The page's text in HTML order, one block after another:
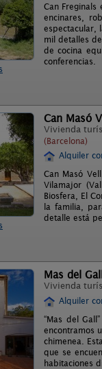
Can
encinares,
espectacular,
mil detalles
de cocina
conferencias.
Can Masó
Vivienda
(Barcelona)
Alquiler
Can Masó
Vilamajor
Biosfera, El
la familia,
detalle está
Mas del
Vivienda
Alquiler
“Mas del
encontramos
chimenea.
que se
habitaciones